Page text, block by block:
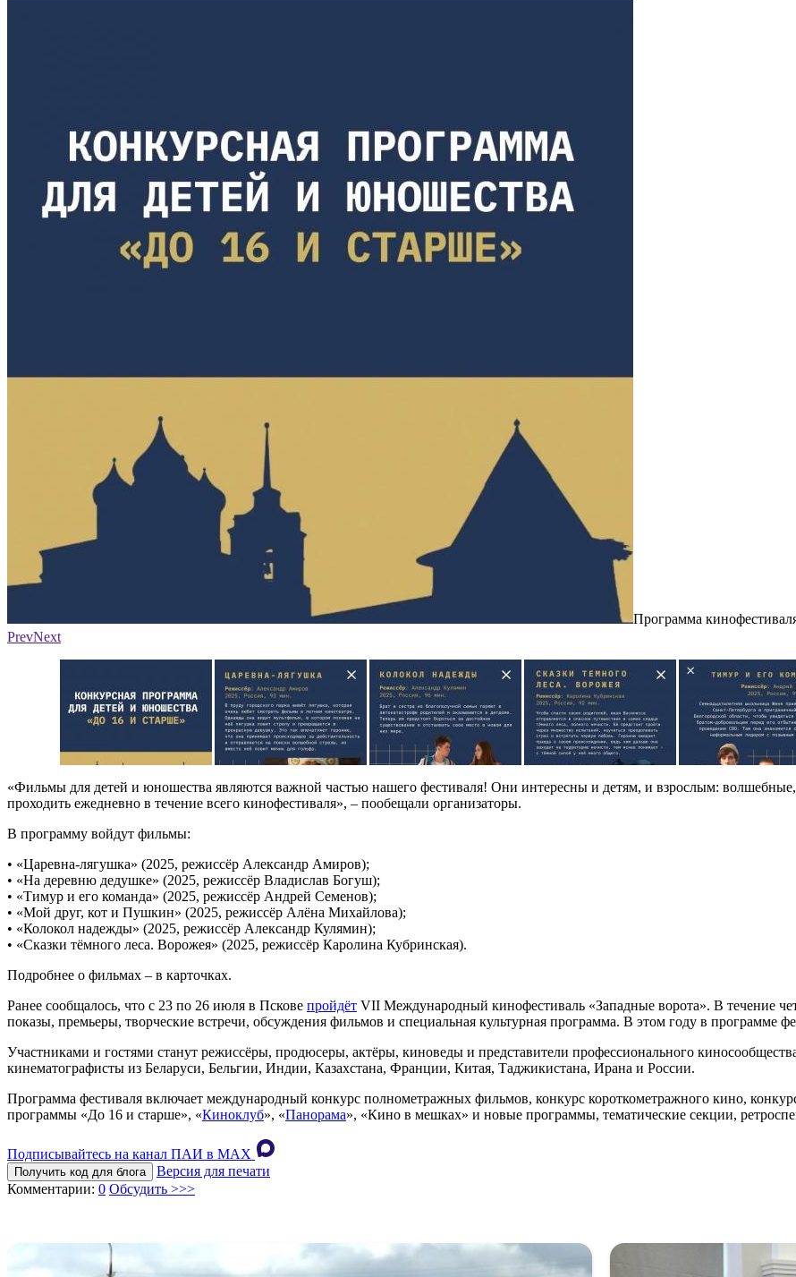
Программа
Фото: организаторы
PrevNext
«Фильмы для детей и юношества являются важной частью нашего фестиваля! Они интересны и детям, и взрослым:
проходить ежедневно в течение всего кинофестиваля», – пообещали организаторы.
В программу войдут фильмы:
• «Царевна-лягушка» (2025, режиссёр Александр Амиров);
• «На деревню дедушке» (2025, режиссёр Владислав Богуш);
• «Тимур и его команда» (2025, режиссёр Андрей Семенов);
• «Мой друг, кот и Пушкин» (2025, режиссёр Алёна Михайлова);
• «Колокол надежды» (2025, режиссёр Александр Кулямин);
• «Сказки тёмного леса. Ворожея» (2025, режиссёр Каролина Кубринская).
Подробнее о фильмах – в карточках.
Ранее сообщалось, что с 23 по 26 июля в Пскове пройдёт VII Международный кинофестиваль «Западные ворота». В течение
показы, премьеры, творческие встречи, обсуждения фильмов и специальная культурная программа. В этом году в программе
Участниками и гостями станут режиссёры, продюсеры, актёры, киноведы и представители профессионального
кинематографисты из Беларуси, Бельгии, Индии, Казахстана, Франции, Китая, Таджикистана, Ирана и России.
Программа фестиваля включает международный конкурс полнометражных фильмов, конкурс короткометражного кино,
программы «До 16 и старше», «Киноклуб», «Панорама», «Кино в мешках» и новые программы, тематические секции,
Подписывайтесь на канал ПАИ в MAХ
Получить код для блога
Версия для печати
Комментарии: 0 Обсудить >>>